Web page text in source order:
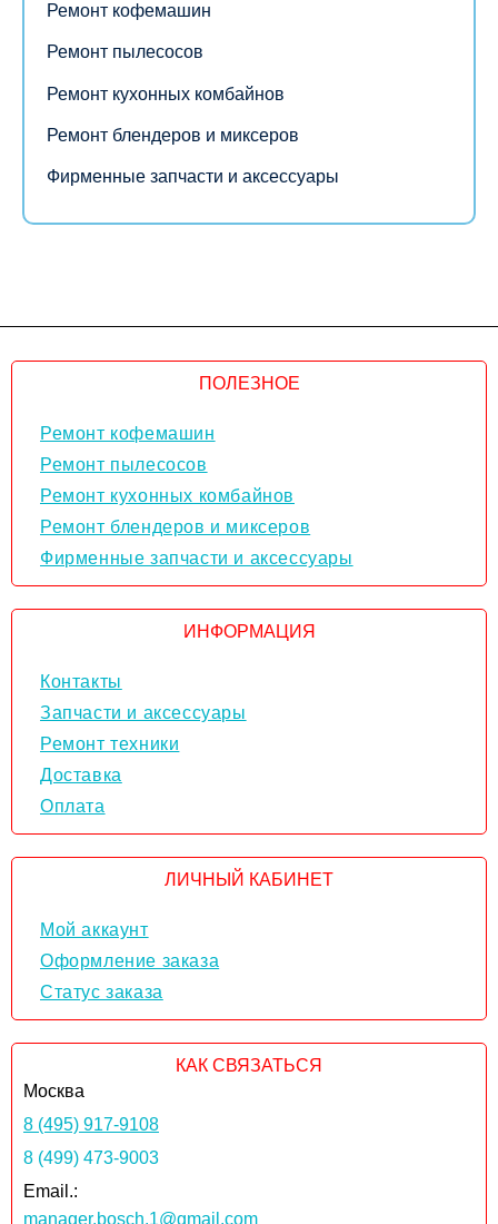
Ремонт кофемашин
Ремонт пылесосов
Ремонт кухонных комбайнов
Ремонт блендеров и миксеров
Фирменные запчасти и аксессуары
ПОЛЕЗНОЕ
Ремонт кофемашин
Ремонт пылесосов
Ремонт кухонных комбайнов
Ремонт блендеров и миксеров
Фирменные запчасти и аксессуары
ИНФОРМАЦИЯ
Контакты
Запчасти и аксессуары
Ремонт техники
Доставка
Оплата
ЛИЧНЫЙ КАБИНЕТ
Мой аккаунт
Оформление заказа
Статус заказа
КАК СВЯЗАТЬСЯ
Москва
8 (495) 917-9108
8 (499) 473-9003
Email.:
manager.bosch.1@gmail.com